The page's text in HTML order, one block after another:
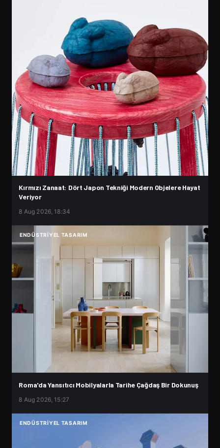
Kırmızı Zanaat: Dört Japon Tekniği Modern Objelere Hayat
Veriyor
8 Aug 2026, 18:34
ENDÜSTRIYEL TASARIM
Roma'da Yansıtıcı Mobilyalarla Tarihe Çağdaş Bir Dokunuş
8 Aug 2026, 15:27
ENDÜSTRIYEL TASARIM